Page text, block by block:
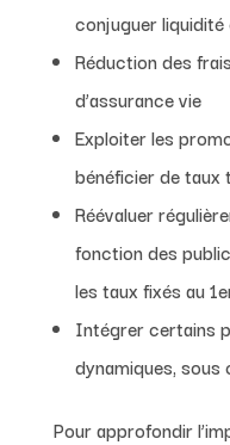
conjuguer
Réduction des
d’assurance vie
Exploiter les
bénéficier de taux
Réévaluer
fonction des
les taux fixés au
Intégrer certains
dynamiques,
Pour approfondir